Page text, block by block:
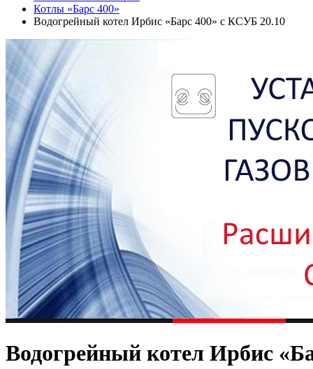
Котлы «Барс 400»
Водогрейный котел Ирбис «Барс 400» с КСУБ 20.10
Водогрейный котел Ирбис